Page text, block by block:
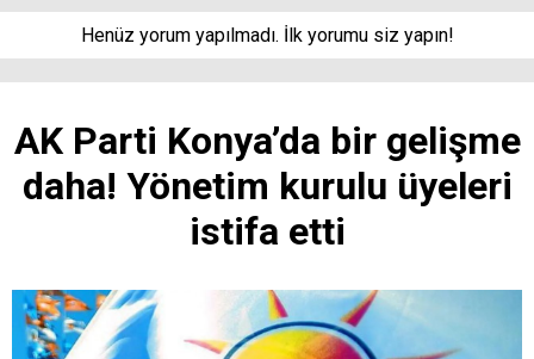
Henüz yorum yapılmadı. İlk yorumu siz yapın!
AK Parti Konya’da bir gelişme
daha! Yönetim kurulu üyeleri
istifa etti